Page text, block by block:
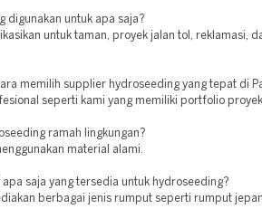
digunakan untuk apa saja?
untuk taman, proyek jalan tol, reklamasi,
memilih supplier hydroseeding yang tepat di
seperti kami yang memiliki portfolio
ramah lingkungan?
material alami.
apa saja yang tersedia untuk hydroseeding?
berbagai jenis rumput seperti rumput